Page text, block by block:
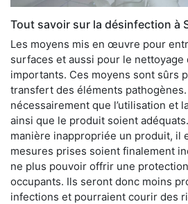
Tout savoir sur la désinfection à
Les moyens mis en œuvre pour
surfaces et aussi pour le nettoyage
importants. Ces moyens sont sûrs
transfert des éléments
nécessairement que l’utilisation et
ainsi que le produit soient
manière inappropriée un produit, il
mesures prises soient finalement
ne plus pouvoir offrir une
occupants. Ils seront donc moins
infections et pourraient courir des